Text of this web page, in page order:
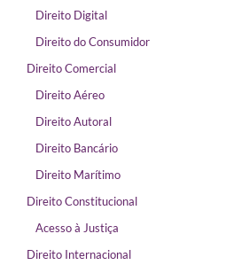
Direito Digital
Direito do Consumidor
Direito Comercial
Direito Aéreo
Direito Autoral
Direito Bancário
Direito Marítimo
Direito Constitucional
Acesso à Justiça
Direito Internacional